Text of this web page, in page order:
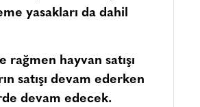
yasakları da dahil
rağmen hayvan satışı
satışı devam ederken
devam edecek.